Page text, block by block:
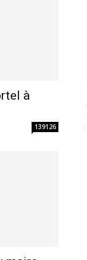
à
139126